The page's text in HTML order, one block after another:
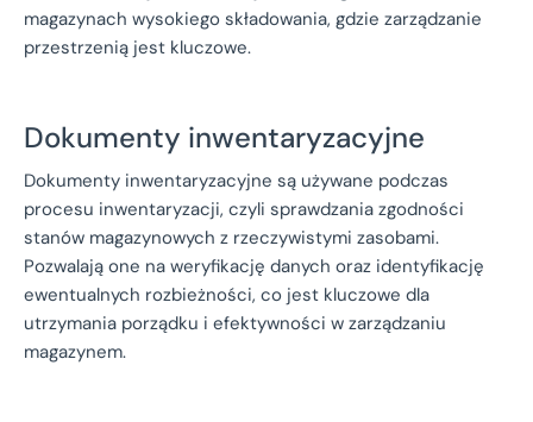
magazynach wysokiego składowania, gdzie zarządzanie
przestrzenią jest kluczowe.
Dokumenty inwentaryzacyjne
Dokumenty inwentaryzacyjne są używane podczas
procesu inwentaryzacji, czyli sprawdzania zgodności
stanów magazynowych z rzeczywistymi zasobami.
Pozwalają one na weryfikację danych oraz identyfikację
ewentualnych rozbieżności, co jest kluczowe dla
utrzymania porządku i efektywności w zarządzaniu
magazynem.